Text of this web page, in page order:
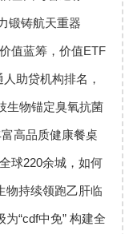
锻铸航天重器
值蓝筹，价值ETF
助贷机构排名，
生物锚定臭氧抗菌
高品质健康餐桌
球220余城，如何
物持续领跑乙肝临
“cdf中免” 构建全